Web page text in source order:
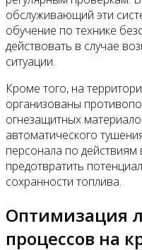
обслуживающий эти
обучение по технике
действовать в случае
ситуации.
Кроме того, на
организованы
огнезащитных
автоматического
персонала по действиям
предотвратить
сохранности топлива.
Оптимизация
процессов на